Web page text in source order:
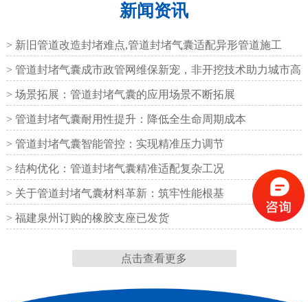
抗震盆式支座
C40、60、80型桥梁伸
F40、60、80型桥梁伸缩
缝
E40、60、80型桥梁伸缩
缝
新闻资讯
> 新旧管道改造封堵难点,管道封堵气囊适配异形管道施工
> 管道封堵气囊成市政管网维保新宠，非开挖技术助力城市高
效运
> 场景拓展：管道封堵气囊的应用场景不断拓展
> 管道封堵气囊耐用性提升：降低全生命周期成本
> 管道封堵气囊智能管控：实现精准压力调节
> 结构优化：管道封堵气囊精准适配复杂工况
> 关于管道封堵气囊材料革新：筑牢性能根基
> 福建泉州订购的橡胶支座已发货
点击查看更多